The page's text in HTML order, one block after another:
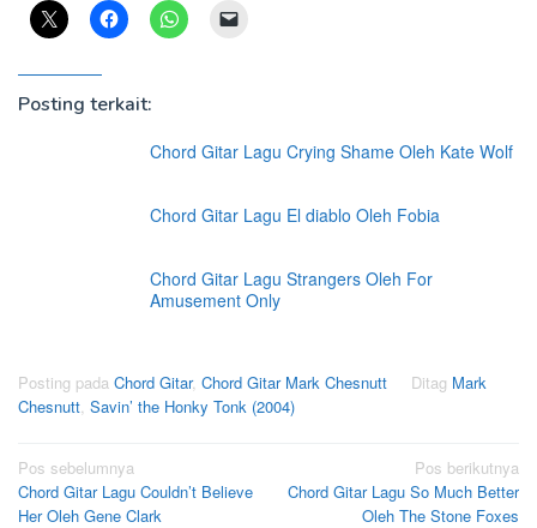
Posting terkait:
Chord Gitar Lagu Crying Shame Oleh Kate Wolf
Chord Gitar Lagu El diablo Oleh Fobia
Chord Gitar Lagu Strangers Oleh For
Amusement Only
Posting pada Chord Gitar, Chord Gitar Mark Chesnutt Ditag Mark
Chesnutt, Savin’ the Honky Tonk (2004)
Navigasi
pos
Pos sebelumnya
Chord Gitar Lagu Couldn’t Believe
Her Oleh Gene Clark
Pos berikutnya
Chord Gitar Lagu So Much Better
Oleh The Stone Foxes